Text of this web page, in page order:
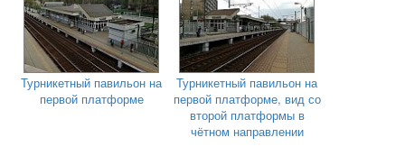
Турникетный павильон на
первой платформе
Турникетный павильон на
первой платформе, вид со
второй платформы в
чётном направлении